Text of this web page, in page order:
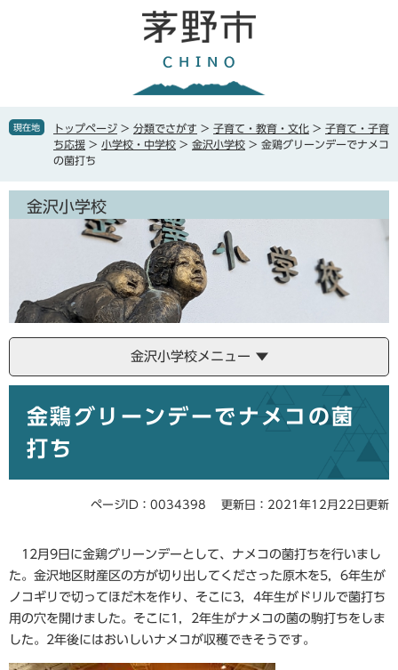
で
ば現在地 トップページ > 分類でさがす > 子育て・教育・文化 > 子育て・子育
ち応援 > 小学校・中学校 > 金沢小学校 > 金鶏グリーンデーでナメコ
の菌打ち
金沢小学校
金沢小学校メニュー
金鶏グリーンデーでナメコの菌
打ち
ページID：0034398 更新日：2021年12月22日更新
12月9日に金鶏グリーンデーとして、ナメコの菌打ちを行いまし
た。金沢地区財産区の方が切り出してくださった原木を5，6年生が
ノコギリで切ってほだ木を作り、そこに3，4年生がドリルで菌打ち
用の穴を開けました。そこに1，2年生がナメコの菌の駒打ちをしま
した。2年後にはおいしいナメコが収穫できそうです。